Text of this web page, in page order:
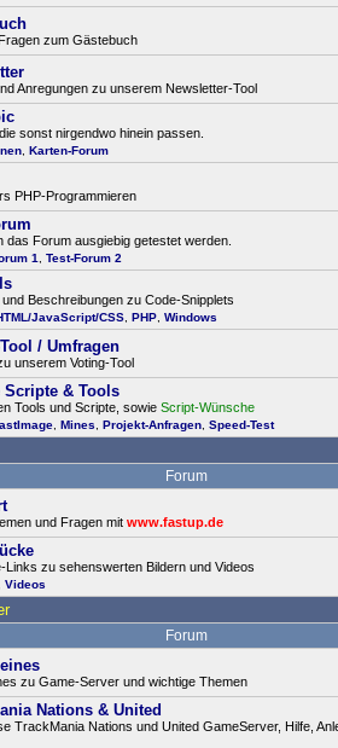
zum Gästebuch
Anregungen zu unserem Newsletter-Tool
sonst nirgendwo hinein passen.
, Karten-Forum
PHP-Programmieren
das Forum ausgiebig getestet werden.
1 Test-Forum 2
und Beschreibungen zu Code-Snipplets
JavaScript/CSS, PHP, Windows
/ Umfragen
unserem Voting-Tool
Scripte & Tools
Tools und Scripte, sowie Script-Wünsche
, Mines Projekt-Anfragen, Speed-Test
Forum
und Fragen mit www.fastup.de
Links zu sehenswerten Bildern und Videos
Videos
Forum
zu Game-Server und wichtige Themen
Nations & United
TrackMania Nations und United GameServer, Hilfe,